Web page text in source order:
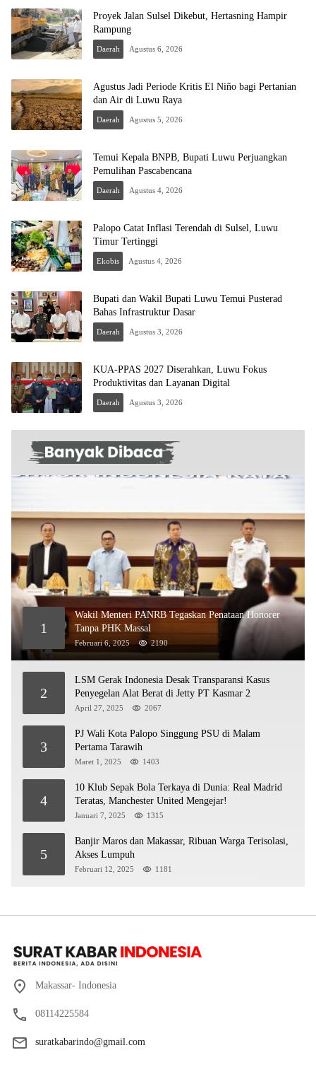
Proyek Jalan Sulsel Dikebut, Hertasning Hampir
Rampung
Daerah Agustus 6, 2026
Agustus Jadi Periode Kritis El Niño bagi Pertanian
dan Air di Luwu Raya
Daerah Agustus 5, 2026
Temui Kepala BNPB, Bupati Luwu Perjuangkan
Pemulihan Pascabencana
Daerah Agustus 4, 2026
Palopo Catat Inflasi Terendah di Sulsel, Luwu
Timur Tertinggi
Ekobis Agustus 4, 2026
Bupati dan Wakil Bupati Luwu Temui Pusterad
Bahas Infrastruktur Dasar
Daerah Agustus 3, 2026
KUA-PPAS 2027 Diserahkan, Luwu Fokus
Produktivitas dan Layanan Digital
Daerah Agustus 3, 2026
1
Wakil Menteri PANRB Tegaskan Penataan Honorer
Tanpa PHK Massal
Februari 6, 2025 2190
2
LSM Gerak Indonesia Desak Transparansi Kasus
Penyegelan Alat Berat di Jetty PT Kasmar 2
April 27, 2025 2067
3
PJ Wali Kota Palopo Singgung PSU di Malam
Pertama Tarawih
Maret 1, 2025 1403
4
10 Klub Sepak Bola Terkaya di Dunia: Real Madrid
Teratas, Manchester United Mengejar!
Januari 7, 2025 1315
5
Banjir Maros dan Makassar, Ribuan Warga Terisolasi,
Akses Lumpuh
Februari 12, 2025 1181
Makassar- Indonesia
08114225584
suratkabarindo@gmail.com